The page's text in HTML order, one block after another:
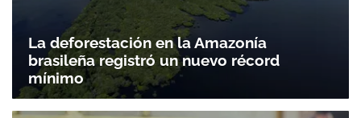
Gracias por suscribirte a nuestro boletín.
La deforestación en la Amazonía
brasileña registró un nuevo récord
mínimo